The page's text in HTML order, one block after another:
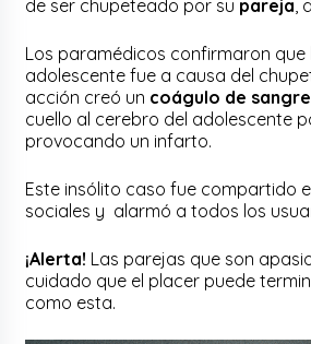
de ser chupeteado por su pareja ,
Los paramédicos confirmaron que
adolescente fue a causa del
acción creó un coágulo de sangre
cuello al cerebro del adolescente
provocando un infarto.
Este insólito caso fue compartido
sociales y alarmó a todos los
¡Alerta! Las parejas que son
cuidado que el placer puede
como esta.